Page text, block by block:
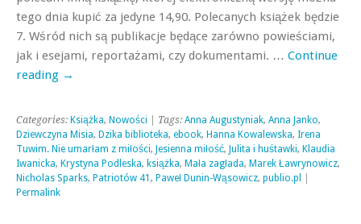
tego dnia kupić za jedyne 14,90. Polecanych książek będzie
7. Wśród nich są publikacje będące zarówno powieściami,
jak i esejami, reportażami, czy dokumentami. … Continue
reading →
Categories: Książka, Nowości | Tags: Anna Augustyniak, Anna Janko,
Dziewczyna Misia, Dzika biblioteka, ebook, Hanna Kowalewska, Irena
Tuwim. Nie umarłam z miłości, Jesienna miłość, Julita i huśtawki, Klaudia
Iwanicka, Krystyna Podleska, książka, Mała zagłada, Marek Ławrynowicz,
Nicholas Sparks, Patriotów 41 , Paweł Dunin-Wąsowicz, publio.pl
Permalink